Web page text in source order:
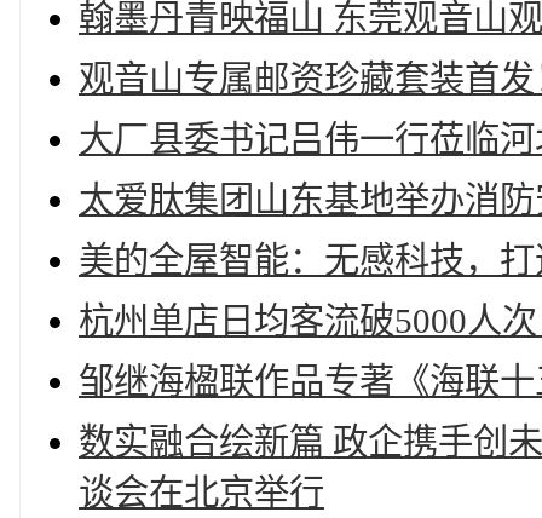
翰墨丹青映福山 东莞观音山
观音山专属邮资珍藏套装首
大厂县委书记吕伟一行莅临
太爱肽集团山东基地举办消
美的全屋智能：无感科技，
杭州单店日均客流破5000人
邹继海楹联作品专著《海联
数实融合绘新篇 政企携手创
谈会在北京举行